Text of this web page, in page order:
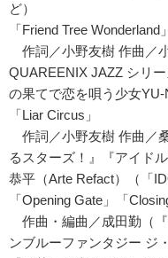
ど）
「Friend Tree Wonderland」
作詞／小野友樹 作曲／
QUAREENIX JAZZ シリ
の果てで恋を唄う少女YU-
「Liar Circus」
作詞／小野友樹 作曲／
るスターズ！』『アイド
恭平（Arte Refact）（「
「Opening Gate」「
作曲・編曲／成田勤（
ンブルーファンタジー ジ